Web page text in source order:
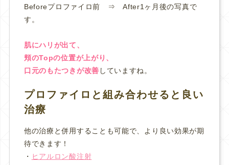
Beforeプロファイロ前 ⇒ After1ヶ月後の写真で
す。
肌にハリが出て、
頬のTopの位置が上がり、
口元のもたつきが改善 していますね。
プロファイロと組み合わせると良い
治療
他の治療と併用することも可能で、より良い効果が期
待できます！
・ ヒアルロン酸注射